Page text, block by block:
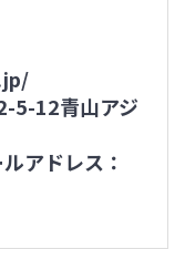
5-12青山アジ
アドレス：